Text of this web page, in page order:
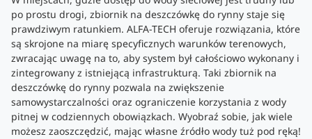
po prostu drogi, zbiornik na deszczówkę do rynny staje się
prawdziwym ratunkiem. ALFA-TECH oferuje rozwiązania, które
są skrojone na miarę specyficznych warunków terenowych,
zwracając uwagę na to, aby system był całościowo wykonany i
zintegrowany z istniejącą infrastrukturą. Taki zbiornik na
deszczówkę do rynny pozwala na zwiększenie
samowystarczalności oraz ograniczenie korzystania z wody
pitnej w codziennych obowiązkach. Wyobraź sobie, jak wiele
możesz zaoszczędzić, mając własne źródło wody tuż pod ręką!